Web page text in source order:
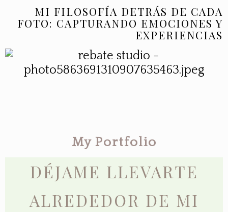
MI FILOSOFÍA DETRÁS DE CADA
FOTO: CAPTURANDO EMOCIONES Y
EXPERIENCIAS
My Portfolio
DÉJAME LLEVARTE
ALREDEDOR DE MI